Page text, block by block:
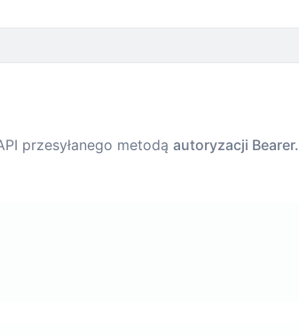
przesyłanego metodą autoryzacji Bearer.